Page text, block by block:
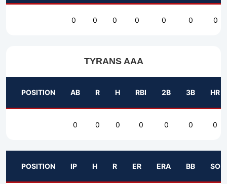
0 0 0 0 0 0 0
TYRANS AAA
POSITION AB R H RBI 2B 3B HR
0 0 0 0 0 0 0
POSITION IP H R ER ERA BB SO